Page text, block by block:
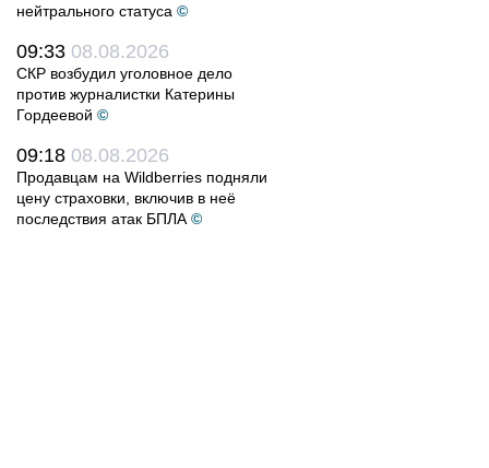
нейтрального статуса ©
09:33 08.08.2026
СКР возбудил уголовное дело
против журналистки Катерины
Гордеевой ©
09:18 08.08.2026
Продавцам на Wildberries подняли
цену страховки, включив в неё
последствия атак БПЛА ©